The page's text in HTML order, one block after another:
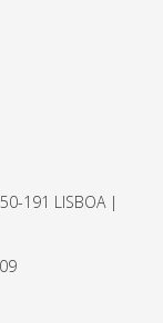
191 LISBOA |